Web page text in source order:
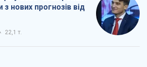
з нових прогнозів від
22,1 т.